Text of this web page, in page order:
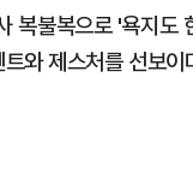
복불복으로 '욕지
와 제스처를 선보이